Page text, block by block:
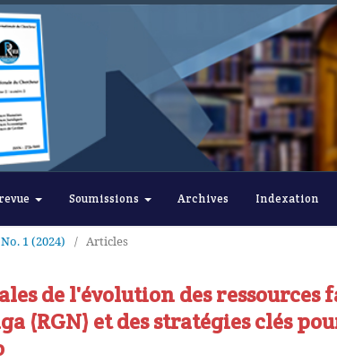
Soumissions Archives Indexation
1 (2024) / Articles
de l'évolution des ressources
(RGN) et des stratégies clés